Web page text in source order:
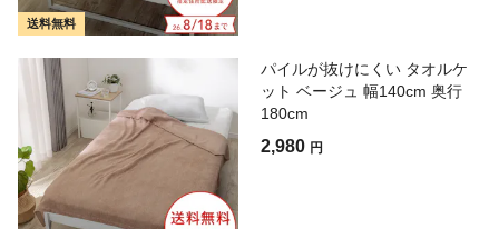
送料無料
パイルが抜けにくい タオルケ
ット ベージュ 幅140cm 奥行
180cm
2,980 円